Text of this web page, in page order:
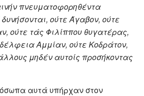
πνευματοφορηθέντα
ούτε Άγαβον, ούτε
ούτε τάς Φιλίππου θυγατέρας,
Αμμίαν, ούτε Κοδράτον,
μηδέν αυτοίς προσήκοντας
αυτά υπήρχαν στον